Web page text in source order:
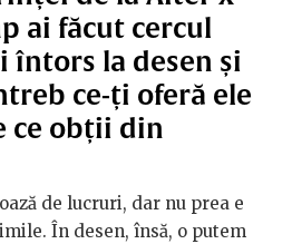
ai făcut cercul
întors la desen și
ce-ți oferă ele
ce obții din
de lucruri, dar nu prea e
În desen, însă, o putem